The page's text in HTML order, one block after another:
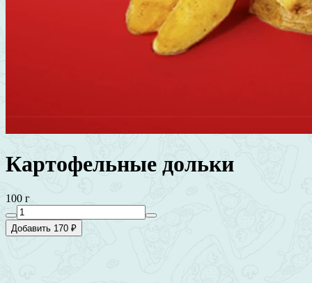
Картофельные дольки
100 г
Добавить 170 ₽